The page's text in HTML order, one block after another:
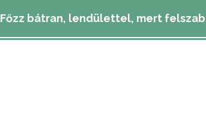
Főzz bátran, lendülettel, mert